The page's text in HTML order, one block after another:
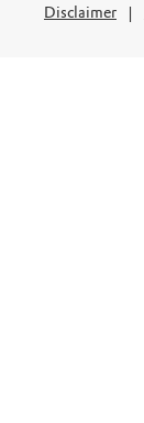
Disclaimer